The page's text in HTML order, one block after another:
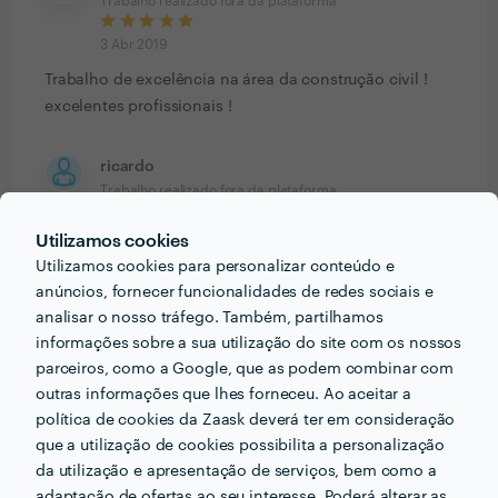
Utilizamos cookies
Utilizamos cookies para personalizar conteúdo e
anúncios, fornecer funcionalidades de redes sociais e
analisar o nosso tráfego. Também, partilhamos
informações sobre a sua utilização do site com os nossos
parceiros, como a Google, que as podem combinar com
outras informações que lhes forneceu. Ao aceitar a
política de cookies da Zaask deverá ter em consideração
que a utilização de cookies possibilita a personalização
da utilização e apresentação de serviços, bem como a
3 Abr 2019
Trabalho de excelência na área da construção civil !
excelentes profissionais !
ricardo
Trabalho realizado fora da plataforma
2 Abr 2019
Trabalho realizado com a maior competência e
profissionalismo . Trabalhadores de excelência .
Recomendo vivamente !!
PERGUNTAS E RESPOSTAS